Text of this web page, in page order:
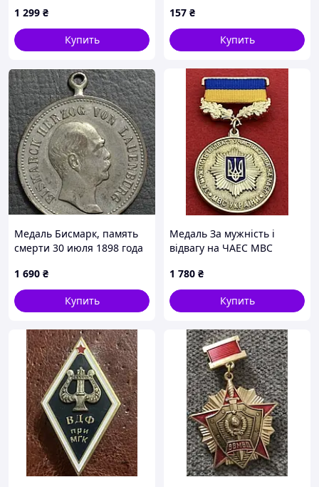
8T7964A83
1 299 ₴
Купить
157 ₴
Купить
Медаль Бисмарк, память
смерти 30 июля 1898 года
1 690 ₴
Купить
Медаль За мужність і
відвагу на ЧАЕС МВС
1 780 ₴
Купить